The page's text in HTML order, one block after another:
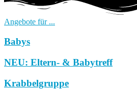
Angebote für ...
Babys
NEU: Eltern- & Babytreff
Krabbelgruppe